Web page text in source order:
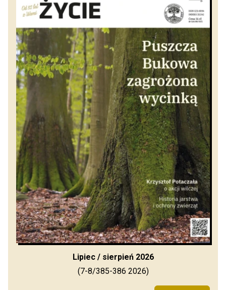
Lipiec / sierpień 2026
(7-8/385-386 2026)